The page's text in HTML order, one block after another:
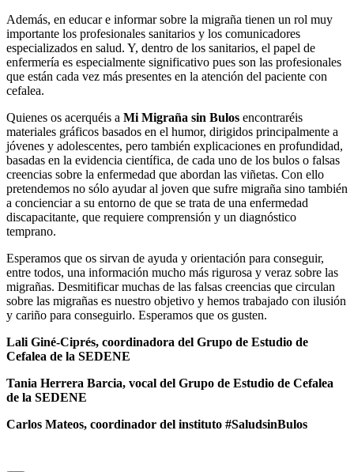
Además, en educar e informar sobre la migraña tienen un rol muy
importante los profesionales sanitarios y los comunicadores
especializados en salud. Y, dentro de los sanitarios, el papel de
enfermería es especialmente significativo pues son las profesionales
que están cada vez más presentes en la atención del paciente con
cefalea.
Quienes os acerquéis a Mi Migraña sin Bulos encontraréis
materiales gráficos basados en el humor, dirigidos principalmente a
jóvenes y adolescentes, pero también explicaciones en profundidad,
basadas en la evidencia científica, de cada uno de los bulos o falsas
creencias sobre la enfermedad que abordan las viñetas. Con ello
pretendemos no sólo ayudar al joven que sufre migraña sino también
a concienciar a su entorno de que se trata de una enfermedad
discapacitante, que requiere comprensión y un diagnóstico
temprano.
Esperamos que os sirvan de ayuda y orientación para conseguir,
entre todos, una información mucho más rigurosa y veraz sobre las
migrañas. Desmitificar muchas de las falsas creencias que circulan
sobre las migrañas es nuestro objetivo y hemos trabajado con ilusión
y cariño para conseguirlo. Esperamos que os gusten.
Lali Giné-Ciprés, coordinadora del Grupo de Estudio de
Cefalea de la SEDENE
Tania Herrera Barcia, vocal del Grupo de Estudio de Cefalea
de la SEDENE
Carlos Mateos, coordinador del instituto #SaludsinBulos